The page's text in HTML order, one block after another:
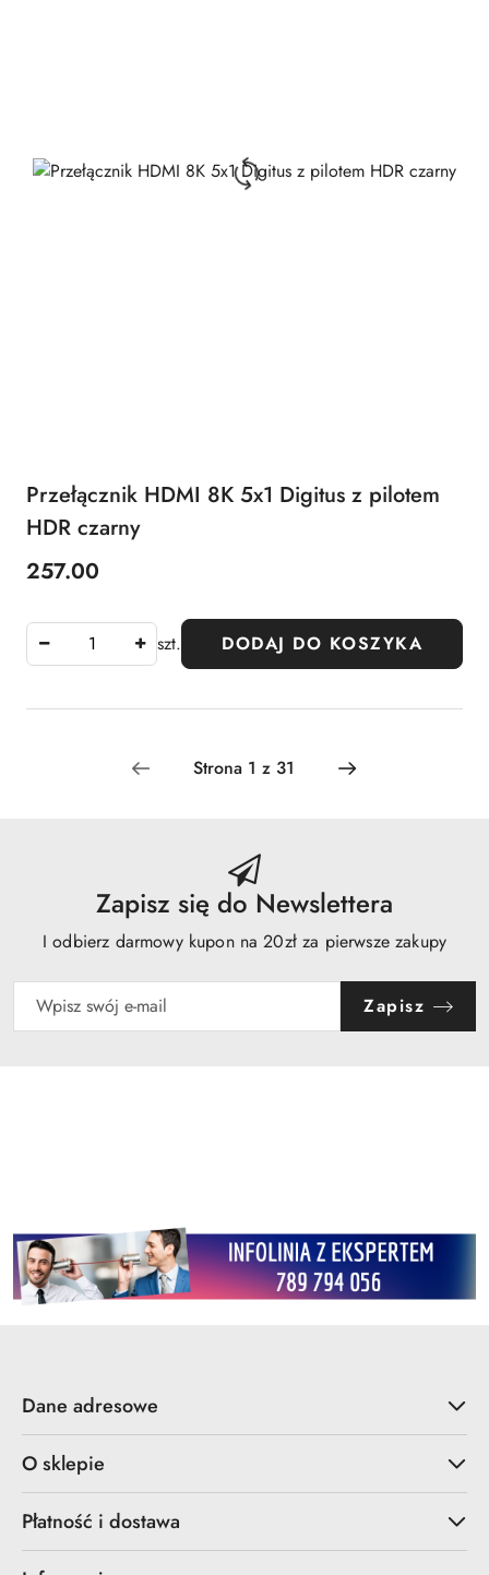
Przełącznik HDMI 8K 5x1 Digitus z pilotem
HDR czarny
Cena:
257.00
szt. DODAJ DO KOSZYKA
Zapisz się do Newslettera
I odbierz darmowy kupon na 20zł za pierwsze zakupy
Zapisz
Dane adresowe
O sklepie
Płatność i dostawa